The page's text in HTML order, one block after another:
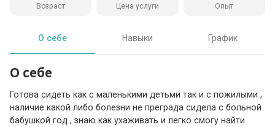
Возраст Цена услуги Опыт
О себе Навыки График
О себе
Готова сидеть как с маленькими детьми так и с пожилыми ,
наличие какой либо болезни не преграда сидела с больной
бабушкой год , знаю как ухаживать и легко смогу найти